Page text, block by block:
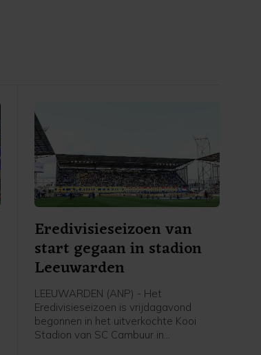
Eredivisieseizoen van
start gegaan in stadion
Leeuwarden
LEEUWARDEN (ANP) - Het
Eredivisieseizoen is vrijdagavond
begonnen in het uitverkochte Kooi
Stadion van SC Cambuur in